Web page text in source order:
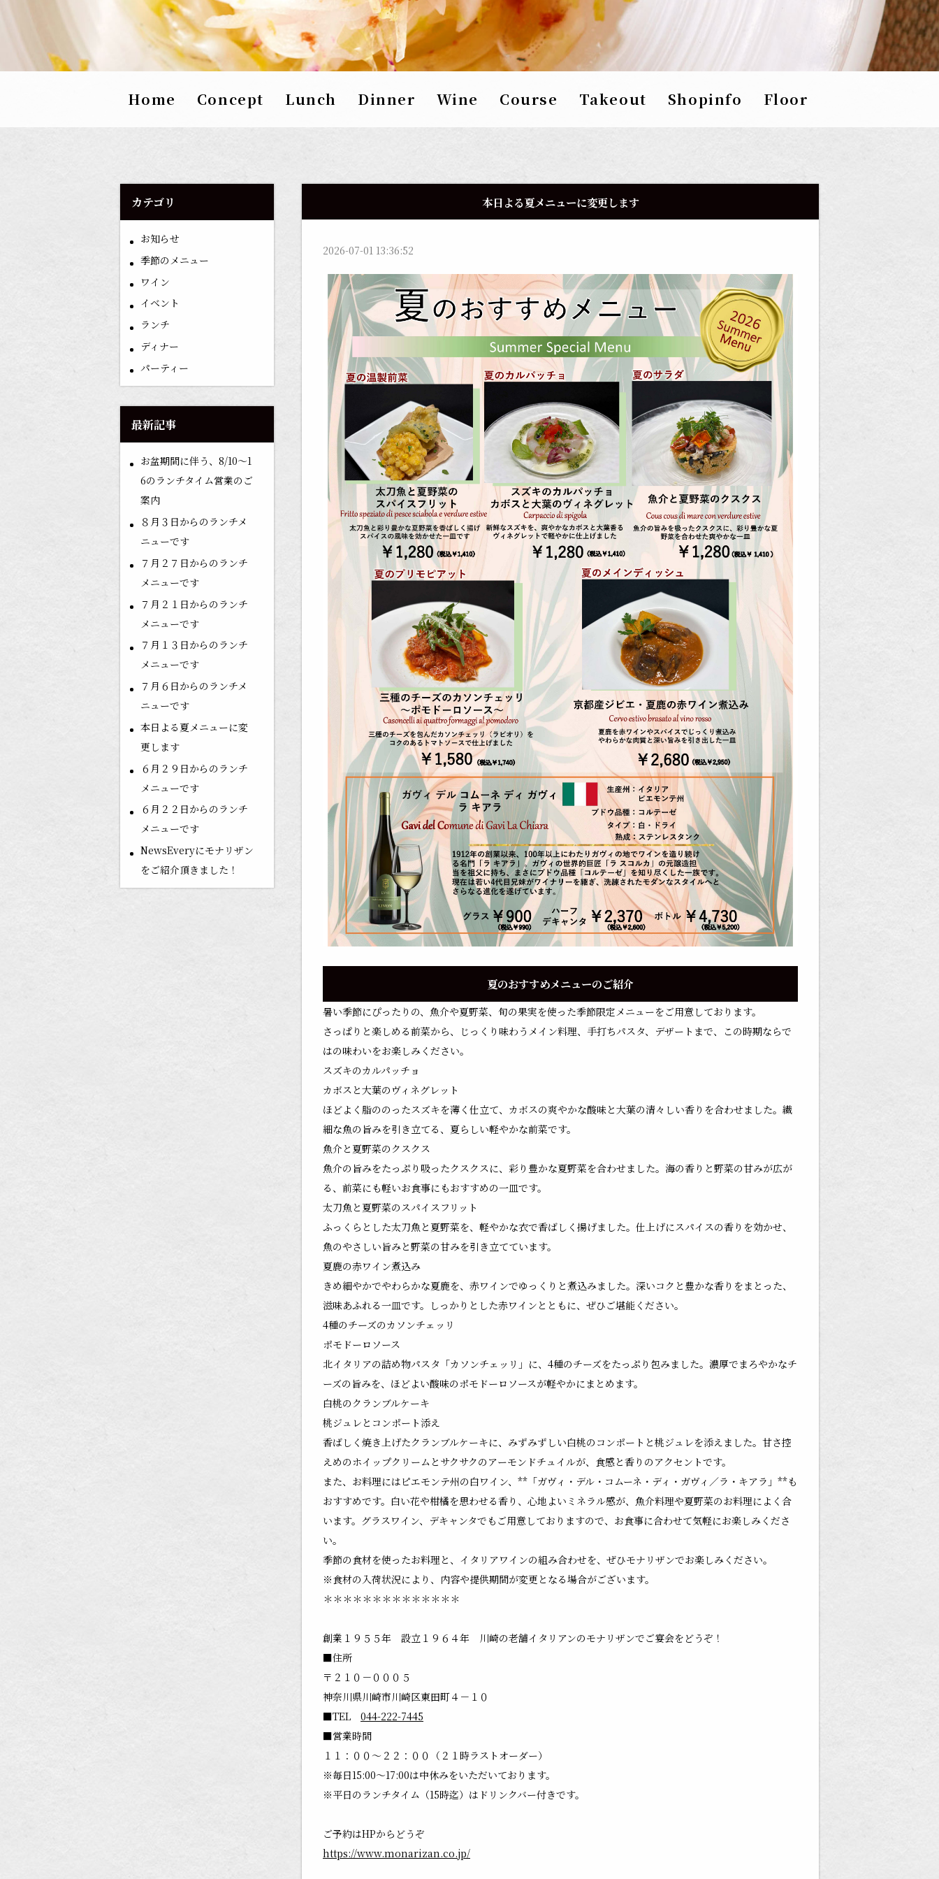
Home Concept Lunch Dinner Wine Course Takeout Shopinfo Floor
カテゴリ
お知らせ
季節のメニュー
ワイン
イベント
ランチ
ディナー
パーティー
最新記事
お盆期間に伴う、8/10〜1
6のランチタイム営業のご
案内
８月３日からのランチメ
ニューです
７月２７日からのランチ
メニューです
７月２１日からのランチ
メニューです
７月１３日からのランチ
メニューです
７月６日からのランチメ
ニューです
本日よる夏メニューに変
更します
６月２９日からのランチ
メニューです
６月２２日からのランチ
メニューです
NewsEveryにモナリザン
をご紹介頂きました！
本日よる夏メニューに変更します
2026-07-01 13:36:52
夏のおすすめメニューのご紹介
暑い季節にぴったりの、魚介や夏野菜、旬の果実を使った季節限定メニューをご用意しております。
さっぱりと楽しめる前菜から、じっくり味わうメイン料理、手打ちパスタ、デザートまで、この時期ならで
はの味わいをお楽しみください。
スズキのカルパッチョ
カボスと大葉のヴィネグレット
ほどよく脂ののったスズキを薄く仕立て、カボスの爽やかな酸味と大葉の清々しい香りを合わせました。繊
細な魚の旨みを引き立てる、夏らしい軽やかな前菜です。
魚介と夏野菜のクスクス
魚介の旨みをたっぷり吸ったクスクスに、彩り豊かな夏野菜を合わせました。海の香りと野菜の甘みが広が
る、前菜にも軽いお食事にもおすすめの一皿です。
太刀魚と夏野菜のスパイスフリット
ふっくらとした太刀魚と夏野菜を、軽やかな衣で香ばしく揚げました。仕上げにスパイスの香りを効かせ、
魚のやさしい旨みと野菜の甘みを引き立てています。
夏鹿の赤ワイン煮込み
きめ細やかでやわらかな夏鹿を、赤ワインでゆっくりと煮込みました。深いコクと豊かな香りをまとった、
滋味あふれる一皿です。しっかりとした赤ワインとともに、ぜひご堪能ください。
4種のチーズのカソンチェッリ
ポモドーロソース
北イタリアの詰め物パスタ「カソンチェッリ」に、4種のチーズをたっぷり包みました。濃厚でまろやかなチ
ーズの旨みを、ほどよい酸味のポモドーロソースが軽やかにまとめます。
白桃のクランブルケーキ
桃ジュレとコンポート添え
香ばしく焼き上げたクランブルケーキに、みずみずしい白桃のコンポートと桃ジュレを添えました。甘さ控
えめのホイップクリームとサクサクのアーモンドチュイルが、食感と香りのアクセントです。
また、お料理にはピエモンテ州の白ワイン、**「ガヴィ・デル・コムーネ・ディ・ガヴィ／ラ・キアラ」**も
おすすめです。白い花や柑橘を思わせる香り、心地よいミネラル感が、魚介料理や夏野菜のお料理によく合
います。グラスワイン、デキャンタでもご用意しておりますので、お食事に合わせて気軽にお楽しみくださ
い。
季節の食材を使ったお料理と、イタリアワインの組み合わせを、ぜひモナリザンでお楽しみください。
※食材の入荷状況により、内容や提供期間が変更となる場合がございます。
＊＊＊＊＊＊＊＊＊＊＊＊＊＊
創業１９５５年 設立１９６４年 川崎の老舗イタリアンのモナリザンでご宴会をどうぞ！
■住所
〒２１０－０００５
神奈川県川崎市川崎区東田町４－１０
■TEL 044-222-7445
■営業時間
１１：００～２２：００（２１時ラストオーダー）
※毎日15:00～17:00は中休みをいただいております。
※平日のランチタイム（15時迄）はドリンクバー付きです。
ご予約はHPからどうぞ
https://www.monarizan.co.jp/